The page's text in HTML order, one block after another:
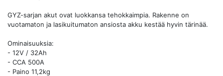
GYZ-sarjan akut ovat luokkansa tehokkaimpia. Rakenne on
vuotamaton ja lasikuitumaton ansiosta akku kestää hyvin tärinää.
Ominaisuuksia:
- 12V / 32Ah
- CCA 500A
- Paino 11,2kg